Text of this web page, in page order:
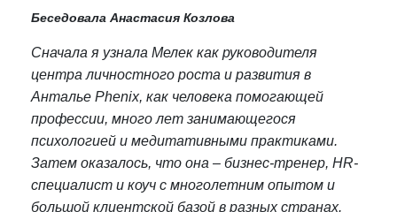
Беседовала Анастасия Козлова
Сначала я узнала Мелек как руководителя
центра личностного роста и развития в
Анталье Phenix, как человека помогающей
профессии, много лет занимающегося
психологией и медитативными практиками.
Затем оказалось, что она – бизнес-тренер, HR-
специалист и коуч с многолетним опытом и
большой клиентской базой в разных странах.